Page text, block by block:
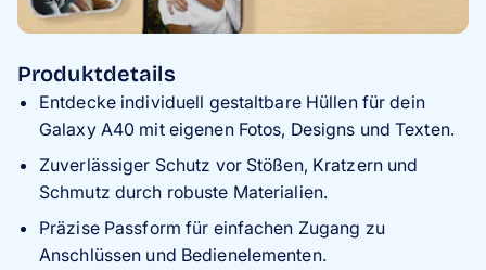
Produktdetails
Entdecke individuell gestaltbare Hüllen für dein
Galaxy A40 mit eigenen Fotos, Designs und Texten.
Zuverlässiger Schutz vor Stößen, Kratzern und
Schmutz durch robuste Materialien.
Präzise Passform für einfachen Zugang zu
Anschlüssen und Bedienelementen.